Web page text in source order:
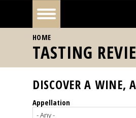
Home
Our
events
YOU ARE HERE
HOME
TASTING
DISCOVER A WINE,
Appellation